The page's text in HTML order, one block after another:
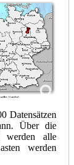
Datensätzen
Über die
werden alle
werden